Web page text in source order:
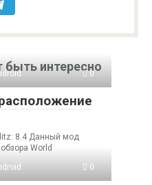
интересно
0
8.4 Данный мод
World
0